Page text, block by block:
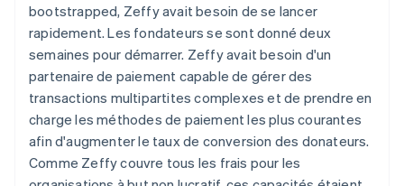
bootstrapped, Zeffy avait besoin de se lancer
rapidement. Les fondateurs se sont donné deux
semaines pour démarrer. Zeffy avait besoin d'un
partenaire de paiement capable de gérer des
transactions multipartites complexes et de prendre en
charge les méthodes de paiement les plus courantes
afin d'augmenter le taux de conversion des donateurs.
Comme Zeffy couvre tous les frais pour les